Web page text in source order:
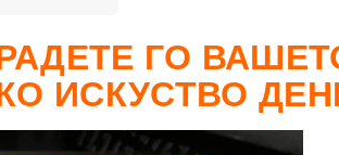
ГО
ИСКУСТВО